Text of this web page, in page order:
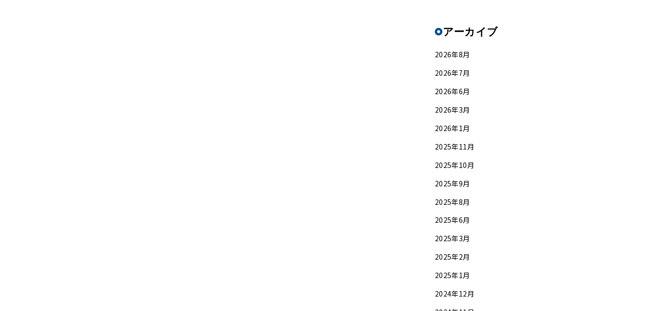
アーカイブ
2026年8月
2026年7月
2026年6月
2026年3月
2026年1月
2025年11月
2025年10月
2025年9月
2025年8月
2025年6月
2025年3月
2025年2月
2025年1月
2024年12月